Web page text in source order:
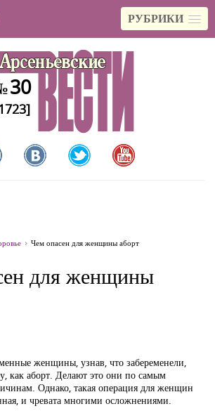
РУБРИКИ
30
Чем опасен для женщины аборт
для женщины
женщины, узнав, что забеременели,
как аборт. Делают это они по самым
Однако, такая операция для женщин
и чревата многими осложнениями.